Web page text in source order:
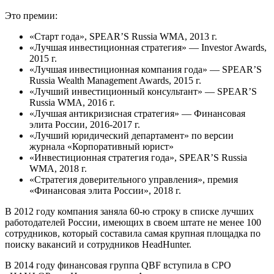
Это премии:
«Старт года», SPEAR’S Russia WMA, 2013 г.
«Лучшая инвестиционная стратегия» — Investor Awards,
2015 г.
«Лучшая инвестиционная компания года» — SPEAR’S
Russia Wealth Management Awards, 2015 г.
«Лучший инвестиционный консультант» — SPEAR’S
Russia WMA, 2016 г.
«Лучшая антикризисная стратегия» — Финансовая
элита России, 2016-2017 г.
«Лучший юридический департамент» по версии
журнала «Корпоративный юрист»
«Инвестиционная стратегия года», SPEAR’S Russia
WMA, 2018 г.
«Стратегия доверительного управления», премия
«Финансовая элита России», 2018 г.
В 2012 году компания заняла 60-ю строку в списке лучших
работодателей России, имеющих в своем штате не менее 100
сотрудников, который составила самая крупная площадка по
поиску вакансий и сотрудников HeadHunter.
В 2014 году финансовая группа QBF вступила в СРО